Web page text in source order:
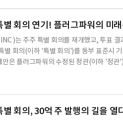
회의 연기! 플러그파워의 미
)는 주주 특별 회의를 재개했고, 투표
별 회의(이하 '특별 회의')를 동부 표준시
은 플러그파워의 수정된 정관(이하 '정
15억 주에서 30억 주로 증가시키는 내
그파워의 보통주 중 약 39.63%가 제안 1
기 위한 충분한 투표를 받지 못해, 추가적
화요일 동부 표준시 기준 오후 4시에 재
회의, 30억 주 발행의 길을 열